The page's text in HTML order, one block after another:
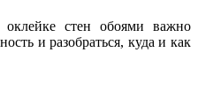
стен обоями важно
и разобраться, куда и как